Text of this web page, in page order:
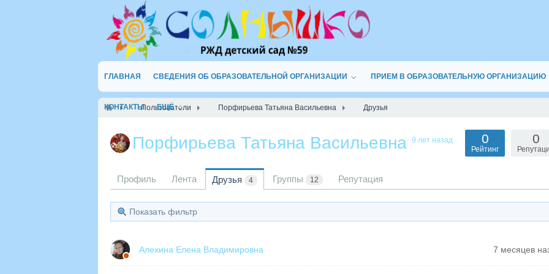
ГЛАВНАЯ СВЕДЕНИЯ ОБ ОБРАЗОВАТЕЛЬНОЙ ОРГАНИЗАЦИИ ПРИЕМ В ОБРАЗОВАТЕЛЬНУЮ ОРГАНИЗАЦИЮ
КОНТАКТЫ ЕЩЁ
Пользователи Порфирьева Татьяна Васильевна Друзья
Порфирьева Татьяна Васильевна 9 лет назад 0
0
Рейтинг
Профиль Лента Друзья 4 Группы 12 Репутация
Показать фильтр
Алехина Елена Владимировна 7 месяцев